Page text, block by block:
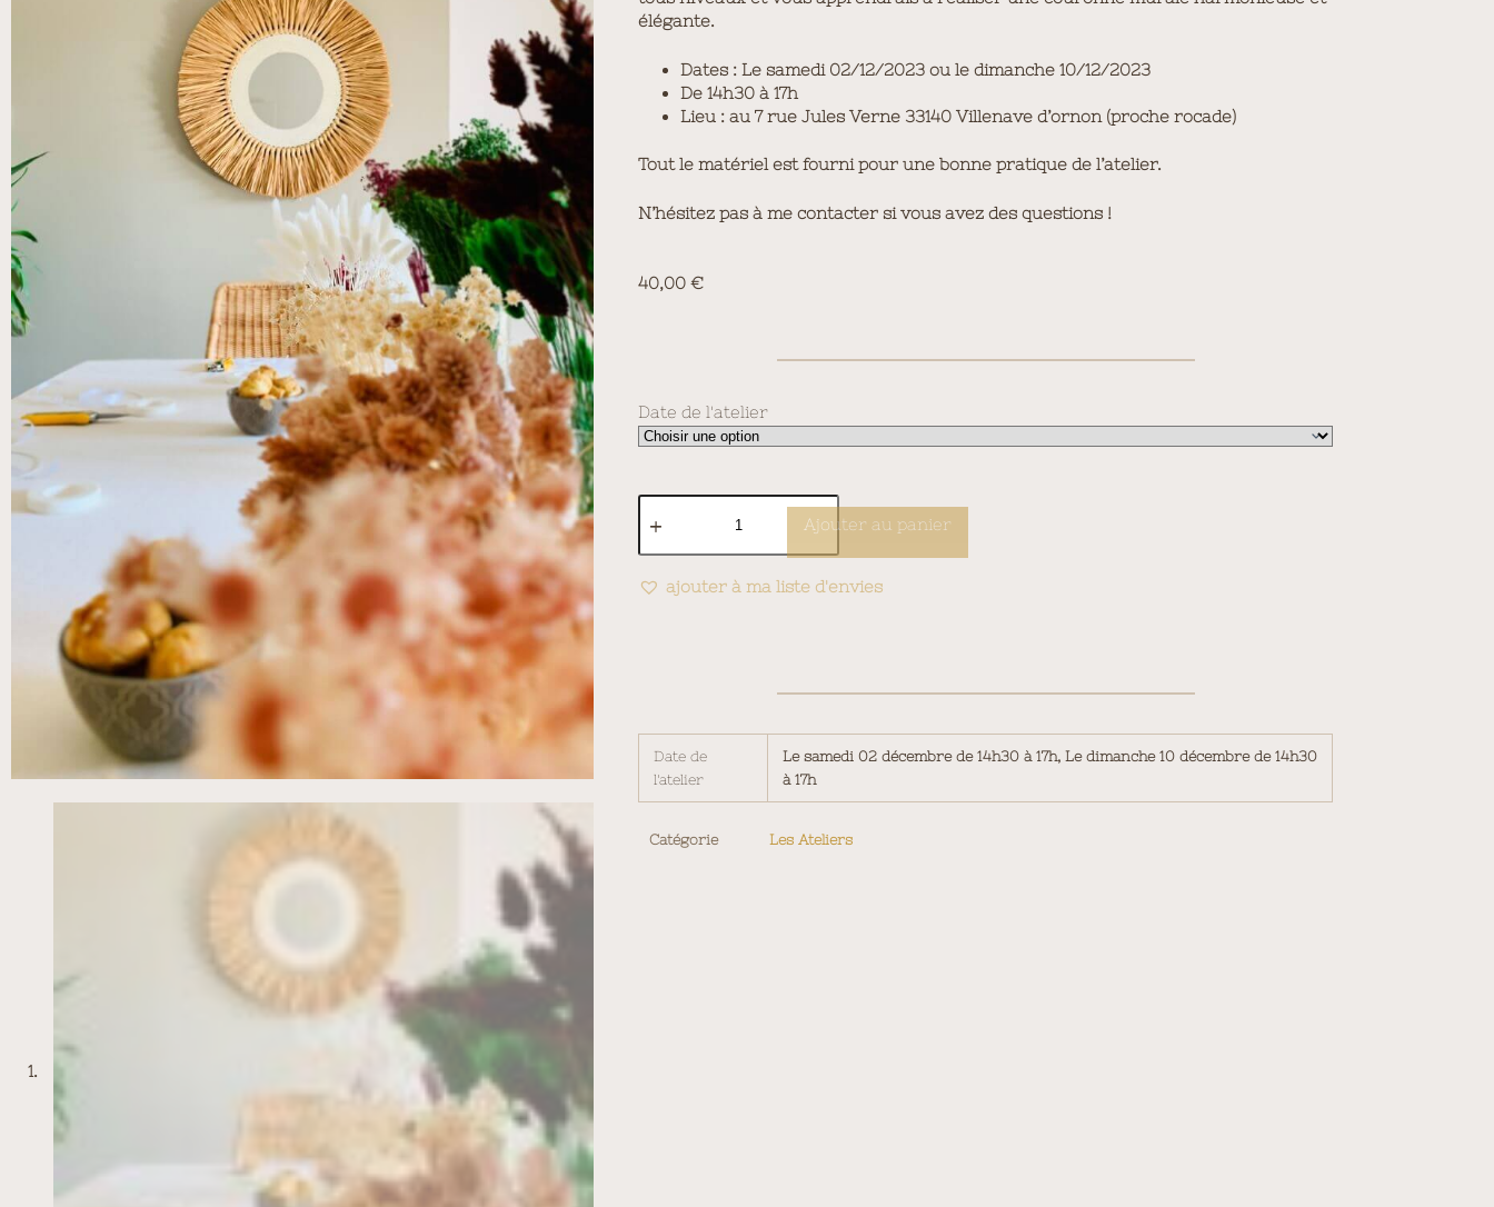
élégante.
Dates : Le samedi 02/12/2023 ou le dimanche 10/12/2023
De 14h30 à 17h
Lieu : au 7 rue Jules Verne 33140 Villenave d’ornon (proche rocade)
Tout le matériel est fourni pour une bonne pratique de l’atelier.
N’hésitez pas à me contacter si vous avez des questions !
40,00€
Date de l'atelier
Ajouter au panier
ajouter à ma liste d'envies
Date de
l'atelier
Le samedi 02 décembre de 14h30 à 17h, Le dimanche 10 décembre de 14h30
à 17h
Catégorie Les Ateliers